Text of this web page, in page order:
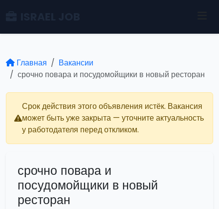
Главная
Вакансии
срочно повара и посудомойщики в новый ресторан
Срок действия этого объявления истёк. Вакансия
может быть уже закрыта — уточните актуальность
у работодателя перед откликом.
срочно повара и
посудомойщики в новый
ресторан